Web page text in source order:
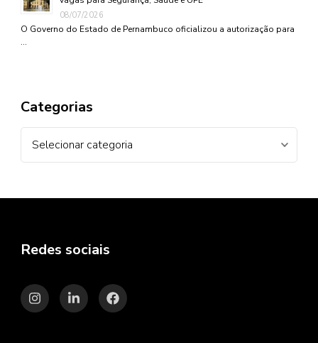
08/07/2026
O Governo do Estado de Pernambuco oficializou a autorização para
…
Categorias
Redes sociais